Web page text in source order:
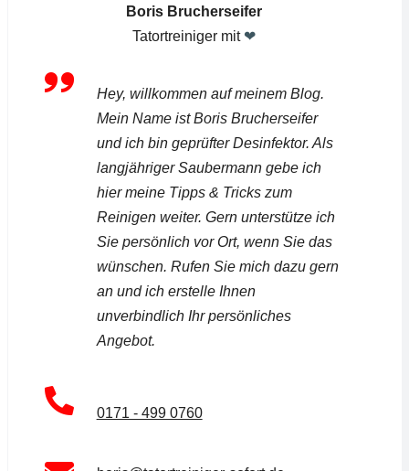
Boris Brucherseifer
Tatortreiniger mit ❤
Hey, willkommen auf meinem Blog.
Mein Name ist Boris Brucherseifer
und ich bin geprüfter Desinfektor. Als
langjähriger Saubermann gebe ich
hier meine Tipps & Tricks zum
Reinigen weiter. Gern unterstütze ich
Sie persönlich vor Ort, wenn Sie das
wünschen. Rufen Sie mich dazu gern
an und ich erstelle Ihnen
unverbindlich Ihr persönliches
Angebot.
0171 - 499 0760